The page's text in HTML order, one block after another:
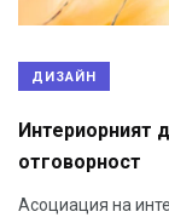
ДИЗАЙН
Интериорният
отговорност
Асоциация на